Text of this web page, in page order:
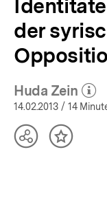
der
Huda Zein
(Mehr
14.02.2013 / 14
TeilenInhalt